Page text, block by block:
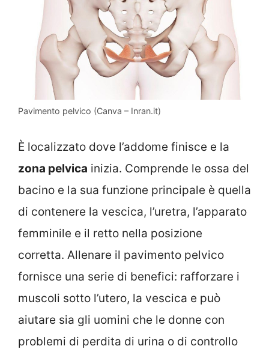
Pavimento pelvico (Canva – Inran.it)
È localizzato dove l’addome finisce e la
zona pelvica inizia. Comprende le ossa del
bacino e la sua funzione principale è quella
di contenere la vescica, l’uretra, l’apparato
femminile e il retto nella posizione
corretta. Allenare il pavimento pelvico
fornisce una serie di benefici: rafforzare i
muscoli sotto l’utero, la vescica e può
aiutare sia gli uomini che le donne con
problemi di perdita di urina o di controllo